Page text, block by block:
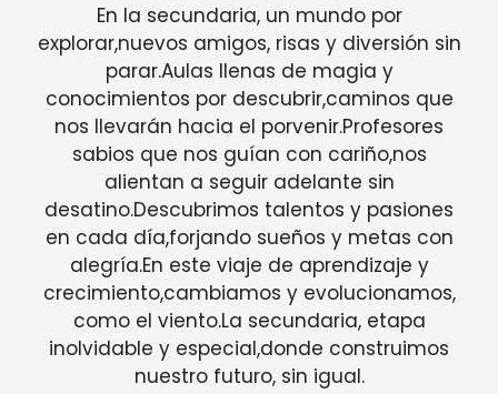
En la secundaria, un mundo por
explorar,nuevos amigos, risas y diversión sin
parar.Aulas llenas de magia y
conocimientos por descubrir,caminos que
nos llevarán hacia el porvenir.Profesores
sabios que nos guían con cariño,nos
alientan a seguir adelante sin
desatino.Descubrimos talentos y pasiones
en cada día,forjando sueños y metas con
alegría.En este viaje de aprendizaje y
crecimiento,cambiamos y evolucionamos,
como el viento.La secundaria, etapa
inolvidable y especial,donde construimos
nuestro futuro, sin igual.